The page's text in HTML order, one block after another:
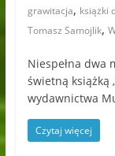
grawitacja, książki
Tomasz Samojlik,
Niespełna dwa
świetną książką
wydawnictwa
Czytaj więcej